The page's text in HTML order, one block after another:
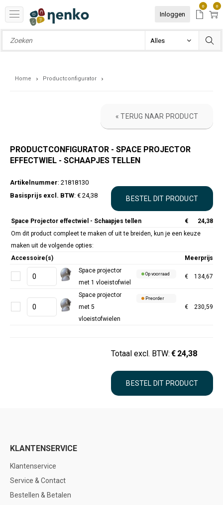
Inloggen
0 0
Home Productconfigurator
« TERUG NAAR PRODUCT
PRODUCTCONFIGURATOR - SPACE PROJECTOR
EFFECTWIEL - SCHAAPJES TELLEN
Artikelnummer: 21818130
Basisprijs excl. BTW: € 24,38
Space Projector effectwiel - Schaapjes tellen €
24,38
Om dit product compleet te maken of uit te breiden, kun je een keuze
maken uit de volgende opties:
Accessoire(s)
Meerprijs
Space projector
met 1 vloeistofwiel
Op voorraad € 134,67
Space projector
met 5
vloeistofwielen
Preorder
€ 230,59
Totaal excl. BTW: € 24,38
KLANTENSERVICE
Klantenservice
Service & Contact
Bestellen & Betalen